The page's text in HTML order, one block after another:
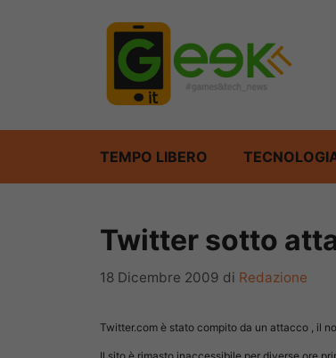
TEMPO LIBERO
Twitter sotto
18 Dicembre 2009 di Redazione
Twitter.com è stato compito da un attacco , il